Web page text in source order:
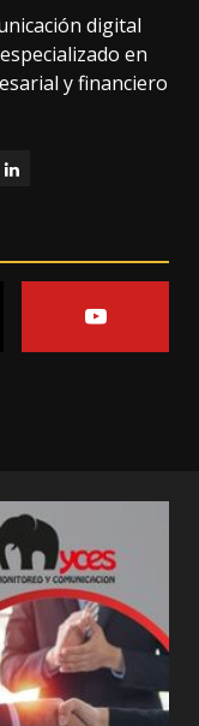
digital
en
y financiero